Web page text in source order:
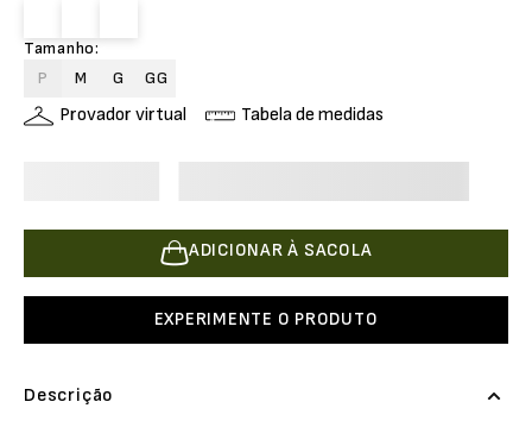
Tamanho:
P
M G GG
Provador virtual Tabela de medidas
ADICIONAR À SACOLA
EXPERIMENTE O PRODUTO
Descrição